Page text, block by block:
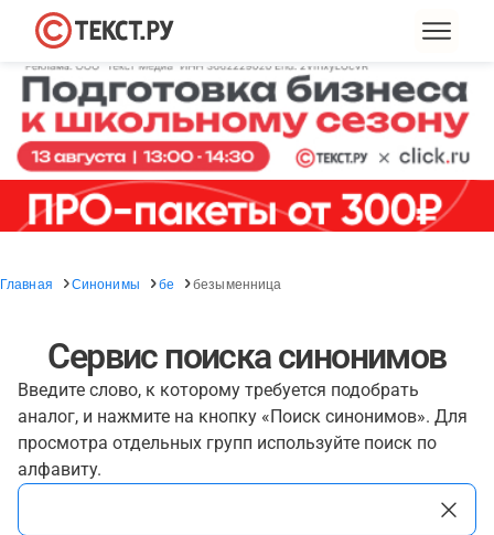
Главная Синонимы бе безыменница
Сервис поиска синонимов
Введите слово, к которому требуется подобрать
аналог, и нажмите на кнопку «Поиск синонимов». Для
просмотра отдельных групп используйте поиск по
алфавиту.